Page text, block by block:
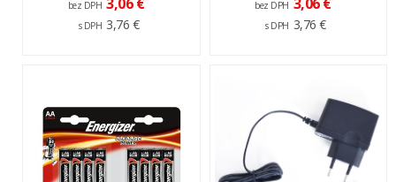
bez DPH
s DPH 3,76 €
bez DPH
s DPH 3,76 €